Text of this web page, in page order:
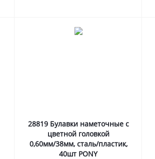
28819 Булавки наметочные с
цветной головкой
0,60мм/38мм, сталь/пластик,
40шт PONY